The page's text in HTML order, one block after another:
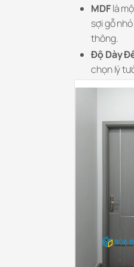
MDFlà
sợi gỗ
thông.
Độ Dày
chọn lý